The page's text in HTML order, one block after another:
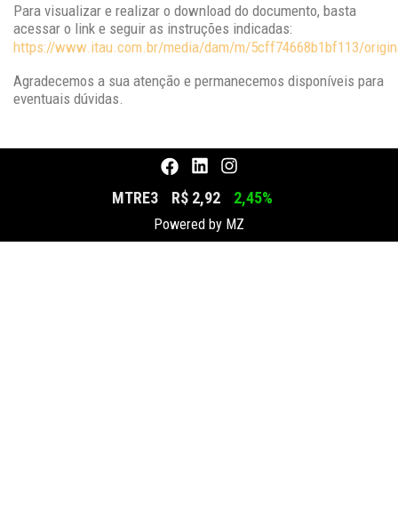
Para visualizar e realizar o download do documento, basta
acessar o link e seguir as instruções indicadas:
https://www.itau.com.br/media/dam/m/5cff74668b1bf113/
Agradecemos a sua atenção e permanecemos disponíveis para
eventuais dúvidas.
MTRE3 R$ 2,92 2,45%
Powered by MZ